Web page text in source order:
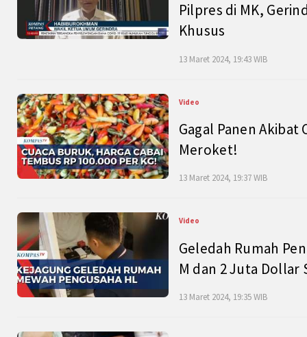
Pilpres di MK,
Khusus
13 Maret 2024, 19:43 WIB
Video
Gagal Panen Akibat
Meroket!
13 Maret 2024, 19:37 WIB
Video
Geledah Rumah
M dan 2 Juta Dollar
13 Maret 2024, 19:35 WIB